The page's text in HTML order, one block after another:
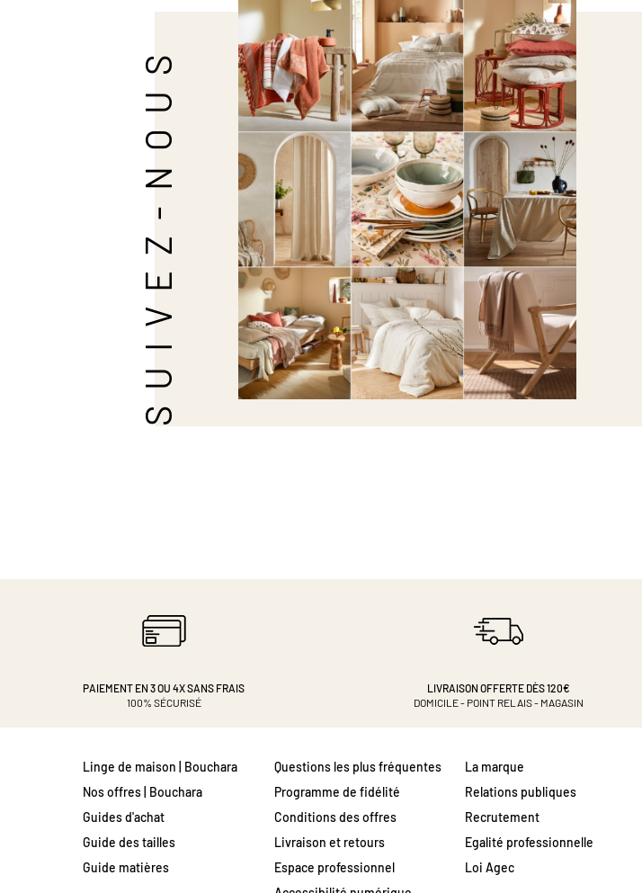
SUIVEZ-NOUS
PAIEMENT EN 3 OU 4XSANS FRAIS
100% SÉCURISÉ
LIVRAISON OFFERTE DÈS 120€
DOMICILE - POINT RELAIS - MAGASIN
Linge de maison | Bouchara
Nos offres | Bouchara
Guides d'achat
Guide des tailles
Guide matières
Questions les plus fréquentes
Programme de fidélité
Conditions des offres
Livraison et retours
Espace professionnel
La marque
Relations publiques
Recrutement
Egalité professionnelle
Loi Agec